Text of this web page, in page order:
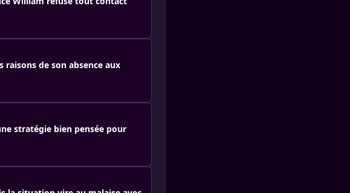
raisons de son absence aux
stratégie bien pensée pour